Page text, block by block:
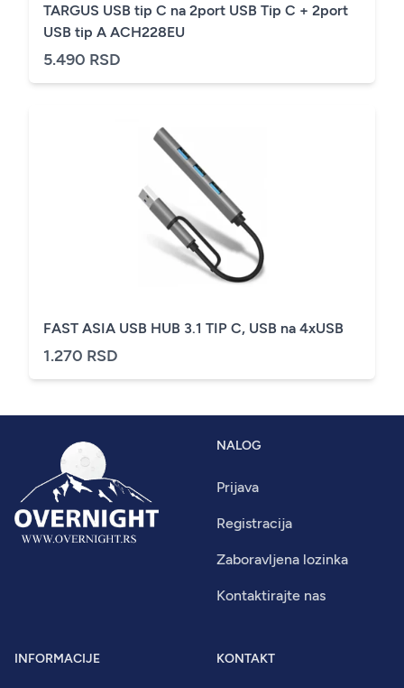
TARGUS USB tip C na 2port USB Tip C + 2port
USB tip A ACH228EU
5.490 RSD
FAST ASIA USB HUB 3.1 TIP C, USB na 4xUSB
1.270 RSD
NALOG
Prijava
Registracija
Zaboravljena lozinka
Kontaktirajte nas
INFORMACIJE KONTAKT